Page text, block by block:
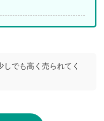
でも高く売られてく